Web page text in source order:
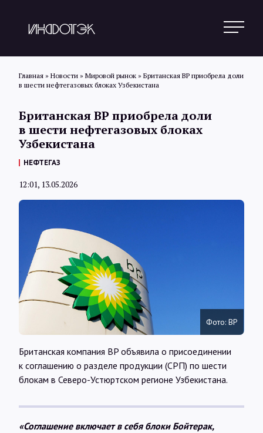
Интервью
Карты
О нас
@Infotek_Russia
Главная » Новости » Мировой рынок » Британская BP приобрела доли
в шести нефтегазовых блоках Узбекистана
Британская BP приобрела доли
в шести нефтегазовых блоках
Узбекистана
НЕФТЕГАЗ
12:01, 13.05.2026
Фото: BP
Британская компания BP объявила о присоединении
к соглашению о разделе продукции (СРП) по шести
блокам в Северо-Устюртском регионе Узбекистана.
«Соглашение включает в себя блоки Бойтерак,